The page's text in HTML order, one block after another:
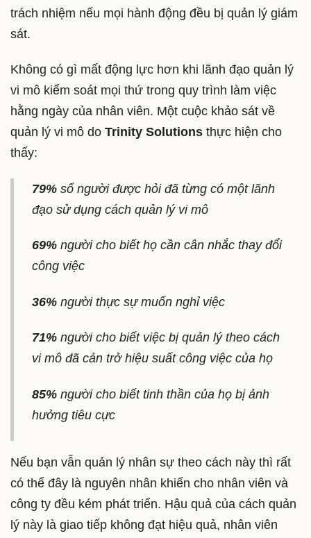
trách nhiệm nếu mọi hành động đều bị quản lý giám
sát.
Không có gì mất động lực hơn khi lãnh đạo quản lý
vi mô kiểm soát mọi thứ trong quy trình làm việc
hằng ngày của nhân viên. Một cuộc khảo sát về
quản lý vi mô do Trinity Solutions thực hiện cho
thấy:
79%số người được hỏi đã từng có một lãnh
đạo sử dụng cách quản lý vi mô
69%người cho biết họ cần cân nhắc thay đổi
công việc
36%người thực sự muốn nghỉ việc
71%người cho biết việc bị quản lý theo cách
vi mô đã cản trở hiệu suất công việc của họ
85%người cho biết tinh thần của họ bị ảnh
hưởng tiêu cực
Nếu bạn vẫn quản lý nhân sự theo cách này thì rất
có thể đây là nguyên nhân khiến cho nhân viên và
công ty đều kém phát triển. Hậu quả của cách quản
lý này là giao tiếp không đạt hiệu quả, nhân viên